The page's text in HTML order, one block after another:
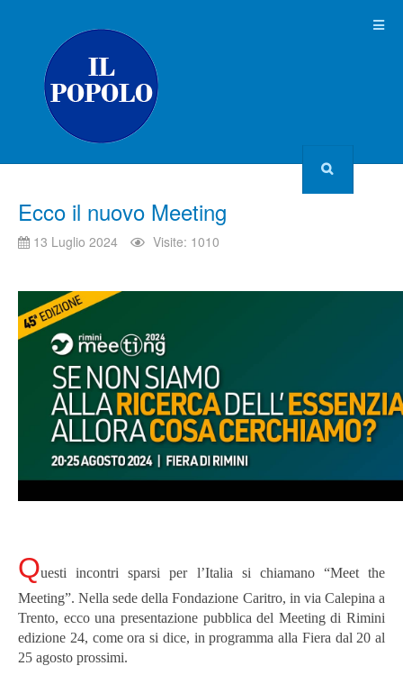
Ecco il nuovo Meeting
13 Luglio 2024 Visite: 1010
Questi incontri sparsi per l’Italia si chiamano “Meet the
Meeting”. Nella sede della Fondazione Caritro, in via Calepina a
Trento, ecco una presentazione pubblica del Meeting di Rimini
edizione 24, come ora si dice, in programma alla Fiera dal 20 al
25 agosto prossimi.